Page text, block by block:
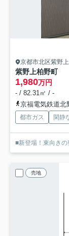
京都市北区紫野
紫野上柏野町
1,980万円
- / 82.31㎡ / -
京福電気鉄道北
都市ガス 閑静
■新登場！東向き
売地